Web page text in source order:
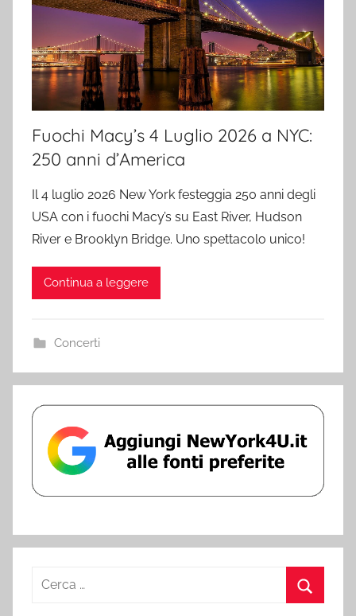
Fuochi Macy’s 4 Luglio 2026 a NYC:
250 anni d’America
Il 4 luglio 2026 New York festeggia 250 anni degli
USA con i fuochi Macy’s su East River, Hudson
River e Brooklyn Bridge. Uno spettacolo unico!
Continua a leggere
Concerti
Ricerca